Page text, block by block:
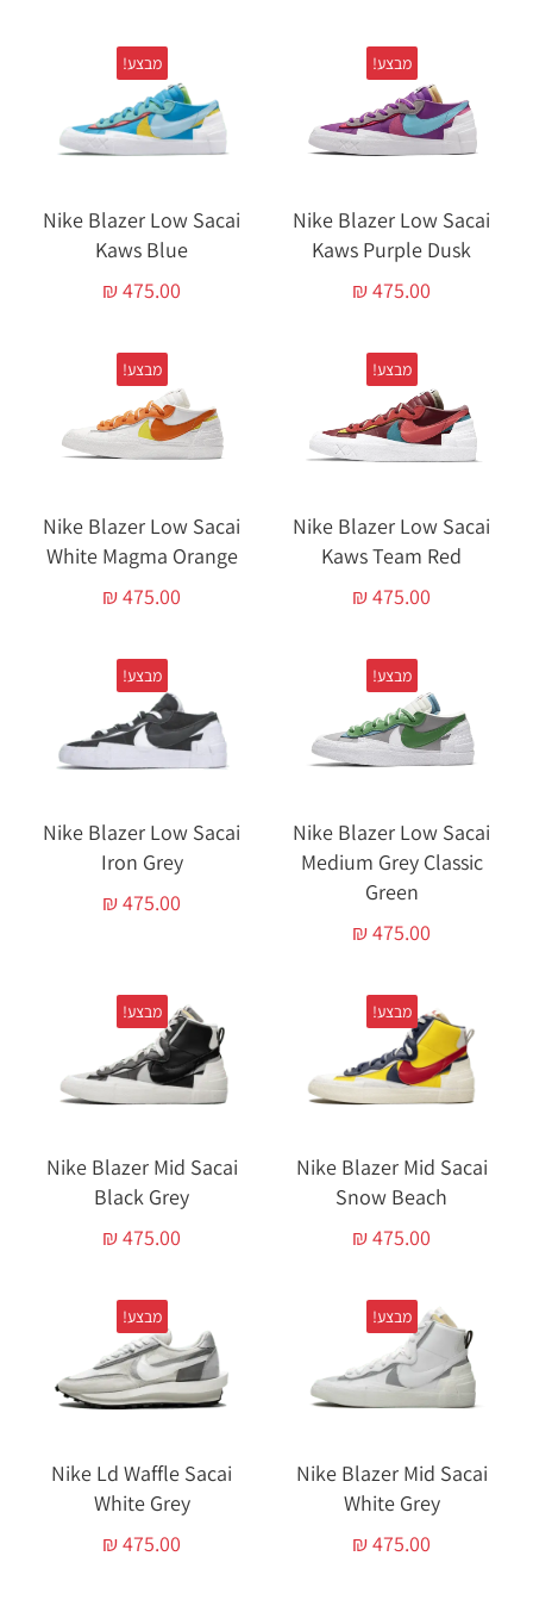
מבצע!
Nike Blazer Low Sacai
Kaws Purple Dusk
₪475.00
מבצע!
Nike Blazer Low Sacai
Kaws Blue
₪475.00
מבצע!
Nike Blazer Low Sacai
Kaws Team Red
₪475.00
מבצע!
Nike Blazer Low Sacai
White Magma Orange
₪475.00
מבצע!
Nike Blazer Low Sacai
Medium Grey Classic
Green
₪475.00
מבצע!
Nike Blazer Low Sacai
Iron Grey
₪475.00
מבצע!
Nike Blazer Mid Sacai
Snow Beach
₪475.00
מבצע!
Nike Blazer Mid Sacai
Black Grey
₪475.00
מבצע!
Nike Blazer Mid Sacai
White Grey
₪475.00
מבצע!
Nike Ld Waffle Sacai
White Grey
₪475.00